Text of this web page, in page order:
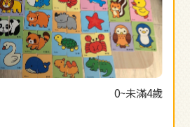
0~未滿4歲